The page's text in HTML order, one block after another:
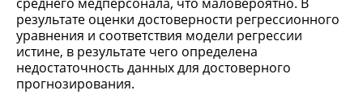
результате оценки достоверности регрессионного
уравнения и соответствия модели регрессии
истине, в результате чего определена
недостаточность данных для достоверного
прогнозирования.